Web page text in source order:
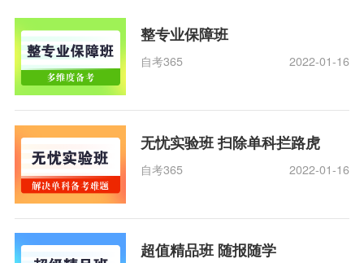
整专业保障班
自考365 2022-01-16
无忧实验班 扫除单科拦路虎
自考365 2022-01-16
超值精品班 随报随学